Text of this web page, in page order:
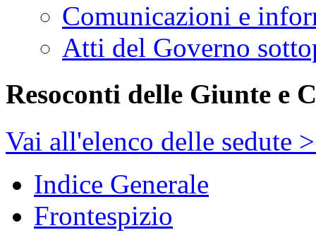
Comunicazioni e
Atti del Governo
Resoconti delle Giunte e
Vai all'elenco delle sedute
Indice Generale
Frontespizio